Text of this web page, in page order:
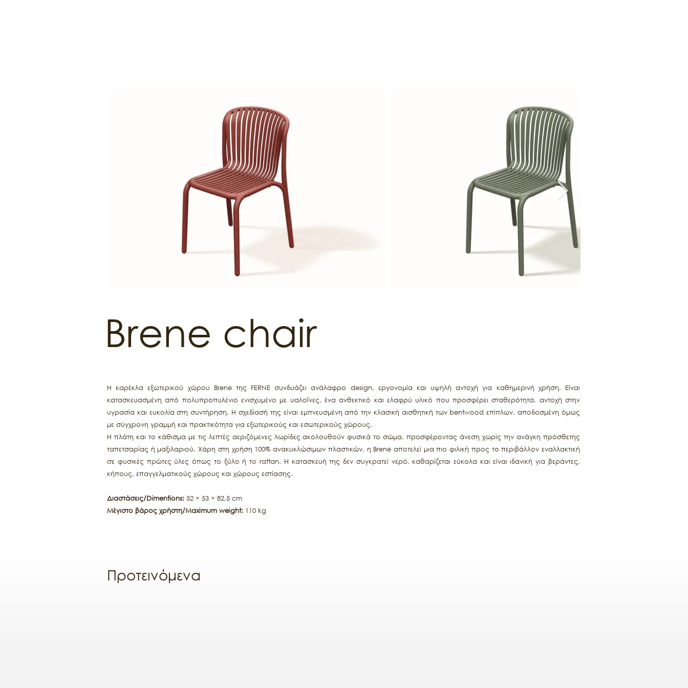
Brene chair
Η καρέκλα εξωτερικού χώρου Brene της FERNE συνδυάζει ανάλαφρο design, εργονομία και υψηλή αντοχή για καθημερινή χρήση. Είναι
κατασκευασμένη από πολυπροπυλένιο ενισχυμένο με υαλοΐνες, ένα ανθεκτικό και ελαφρύ υλικό που προσφέρει σταθερότητα, αντοχή στην
υγρασία και ευκολία στη συντήρηση. Η σχεδίασή της είναι εμπνευσμένη από την κλασική αισθητική των bentwood επίπλων, αποδοσμένη όμως
με σύγχρονη γραμμή και πρακτικότητα για εξωτερικούς και εσωτερικούς χώρους.
Η πλάτη και το κάθισμα με τις λεπτές αεριζόμενες λωρίδες ακολουθούν φυσικά το σώμα, προσφέροντας άνεση χωρίς την ανάγκη πρόσθετης
ταπετσαρίας ή μαξιλαριού. Χάρη στη χρήση 100% ανακυκλώσιμων πλαστικών, η Brene αποτελεί μια πιο φιλική προς το περιβάλλον εναλλακτική
σε φυσικές πρώτες ύλες όπως το ξύλο ή το rattan. Η κατασκευή της δεν συγκρατεί νερό, καθαρίζεται εύκολα και είναι ιδανική για βεράντες,
κήπους, επαγγελματικούς χώρους και χώρους εστίασης.
Διαστάσεις/Dimentions: 52 × 53 × 82,5 cm
Μέγιστο βάρος χρήστη/Maximum weight: 110 kg
Προτεινόμενα